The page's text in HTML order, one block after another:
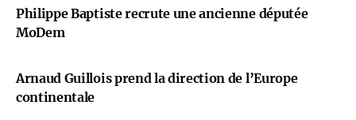
Philippe Baptiste recrute une ancienne députée
MoDem
Arnaud Guillois prend la direction de l’Europe
continentale